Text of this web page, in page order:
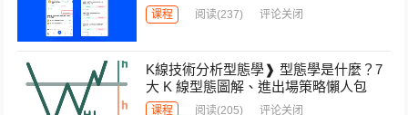
课程 阅读(237) 评论关闭
K線技術分析型態學❱ 型態學是什麼？7
大 K 線型態圖解、進出場策略懶人包
课程 阅读(205) 评论关闭